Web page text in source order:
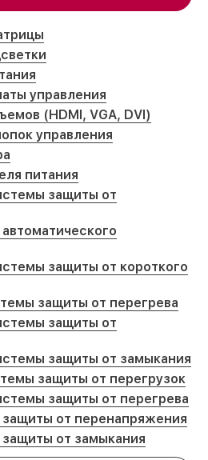
управления
(HDMI, VGA, DVI)
управления
питания
защиты от
защиты от короткого
защиты от перегрева
защиты от
защиты от замыкания
защиты от перегрузок
защиты от перегрева
от перенапряжения
от замыкания